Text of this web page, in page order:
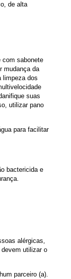
de alta
com sabonete
mudança da
limpeza dos
suas
utilizar pano
para facilitar
bactericida e
alérgicas,
utilizar o
parceiro (a).